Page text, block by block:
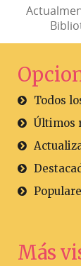
Todos
Últimos
Más